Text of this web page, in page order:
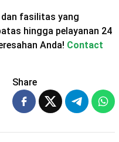
fasilitas yang
hingga pelayanan 24
Anda! Contact
Share